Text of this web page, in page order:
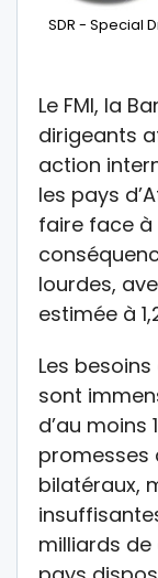
SDR - Special
Le FMI, la
dirigeants
action
les pays
faire face à
lourdes,
estimée à
Les
sont
d’au moins
promesses
bilatéraux,
milliards de